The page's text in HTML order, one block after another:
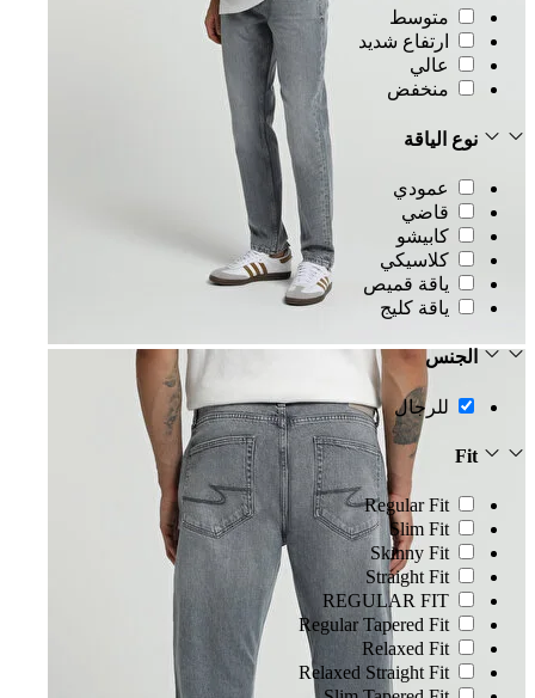
متوسط
ارتفاع شديد
عالي
منخفض
نوع الياقة
عمودي
قاضي
كابيشو
كلاسيكي
ياقة قميص
ياقة كليج
الجنس
للرجال
Fit
Regular Fit
Slim Fit
Skinny Fit
Straight Fit
REGULAR FIT
Regular Tapered Fit
Relaxed Fit
Relaxed Straight Fit